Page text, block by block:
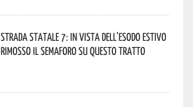
Strada statale 7: in vista dell’esodo estivo
rimosso il semaforo su questo tratto